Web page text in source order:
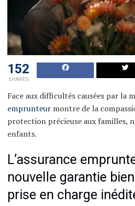
152
SHARES
Face aux difficultés causées par la
emprunteur montre de la
protection précieuse aux familles,
enfants.
L’assurance
nouvelle garantie
prise en charge